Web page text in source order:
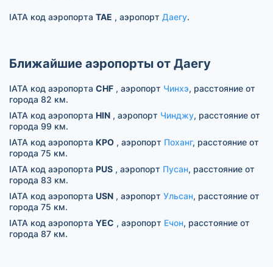
IATA код аэропорта TAE , аэропорт Даегу.
Ближайшие аэропорты от Даегу
IATA код аэропорта CHF , аэропорт Чинхэ, расстояние от
города 82 км.
IATA код аэропорта HIN , аэропорт Чинджу, расстояние от
города 99 км.
IATA код аэропорта KPO , аэропорт Поханг, расстояние от
города 75 км.
IATA код аэропорта PUS , аэропорт Пусан, расстояние от
города 83 км.
IATA код аэропорта USN , аэропорт Ульсан, расстояние от
города 75 км.
IATA код аэропорта YEC , аэропорт Ечон, расстояние от
города 87 км.